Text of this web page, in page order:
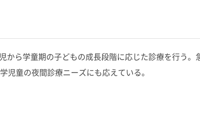
から学童期の子どもの成長段階に応じた診療を行う
童の夜間診療ニーズにも応えている。